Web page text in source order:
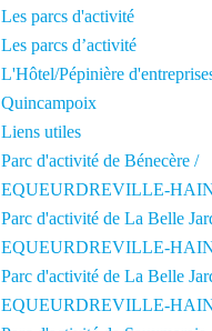
Les parcs d'activité
Les parcs d’activité
L'Hôtel/Pépinière
Quincampoix
Liens utiles
Parc d'activité de Bénecère /
EQUEURDREVILLE-
Parc d'activité de La Belle
EQUEURDREVILLE-
Parc d'activité de La Belle
EQUEURDREVILLE-